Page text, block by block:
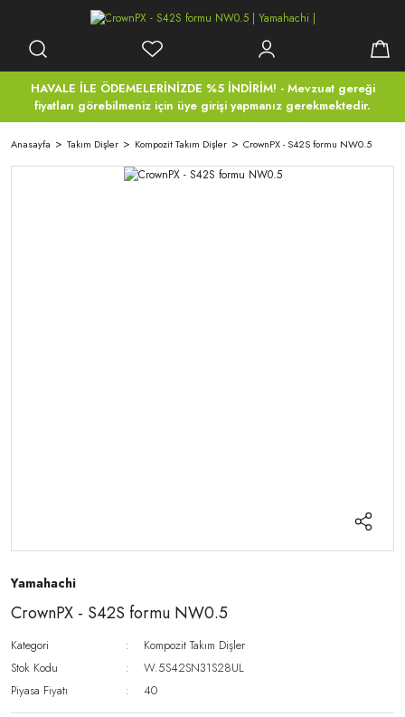
HAVALE İLE ÖDEMELERİNİZDE %5 İNDİRİM! - Mevzuat gereği
fiyatları görebilmeniz için üye girişi yapmanız gerekmektedir.
Anasayfa Takım Dişler Kompozit Takım Dişler CrownPX - S42S formu NW0.5
Yamahachi
CrownPX - S42S formu NW0.5
Kategori
Kompozit Takım Dişler
Stok Kodu
W.5S42SN31S28UL
Piyasa Fiyatı
40